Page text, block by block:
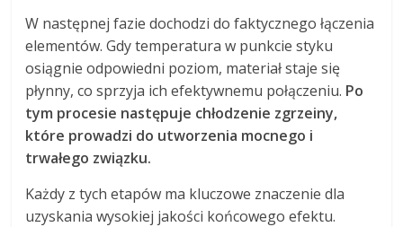
W następnej fazie dochodzi do faktycznego łączenia
elementów. Gdy temperatura w punkcie styku
osiągnie odpowiedni poziom, materiał staje się
płynny, co sprzyja ich efektywnemu połączeniu. Po
tym procesie następuje chłodzenie zgrzeiny,
które prowadzi do utworzenia mocnego i
trwałego związku.
Każdy z tych etapów ma kluczowe znaczenie dla
uzyskania wysokiej jakości końcowego efektu.